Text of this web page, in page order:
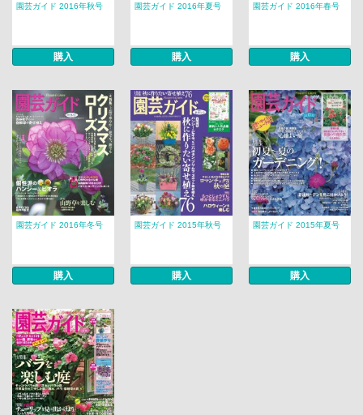
園芸ガイド 2016年秋号
購入
園芸ガイド 2016年夏号
購入
園芸ガイド 2016年春号
購入
園芸ガイド 2016年冬号
購入
園芸ガイド 2015年秋号
購入
園芸ガイド 2015年夏号
購入